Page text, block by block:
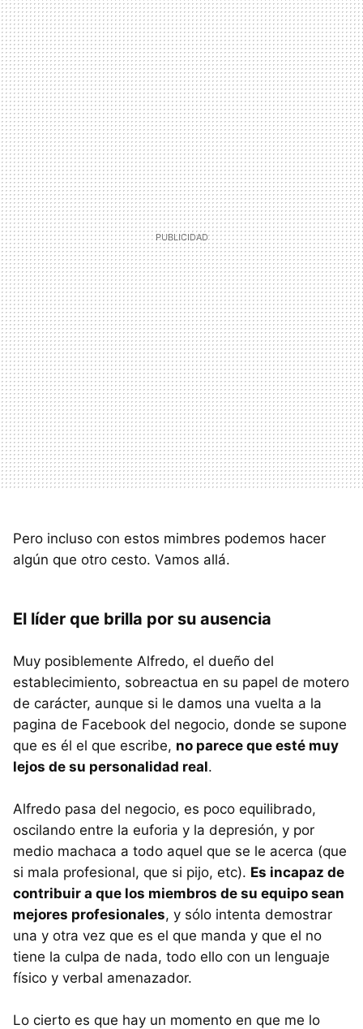
Pero incluso con estos mimbres podemos hacer
algún que otro cesto. Vamos allá.
El líder que brilla por su ausencia
Muy posiblemente Alfredo, el dueño del
establecimiento, sobreactua en su papel de motero
de carácter, aunque si le damos una vuelta a la
pagina de Facebook del negocio, donde se supone
que es él el que escribe, no parece que esté muy
lejos de su personalidad real.
Alfredo pasa del negocio, es poco equilibrado,
oscilando entre la euforia y la depresión, y por
medio machaca a todo aquel que se le acerca (que
si mala profesional, que si pijo, etc). Es incapaz de
contribuir a que los miembros de su equipo sean
mejores profesionales, y sólo intenta demostrar
una y otra vez que es el que manda y que el no
tiene la culpa de nada, todo ello con un lenguaje
físico y verbal amenazador.
Lo cierto es que hay un momento en que me lo